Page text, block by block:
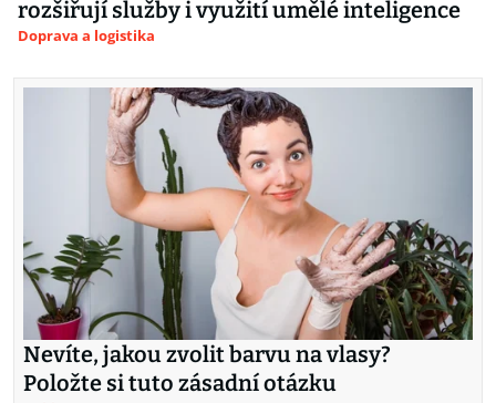
rozšiřují služby i využití umělé inteligence
Doprava a logistika
Nevíte, jakou zvolit barvu na vlasy?
Položte si tuto zásadní otázku